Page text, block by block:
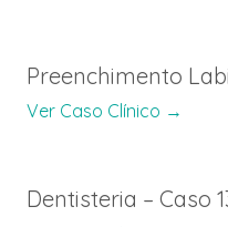
Preenchimento
Ver Caso Clínico →
Dentisteria – Caso